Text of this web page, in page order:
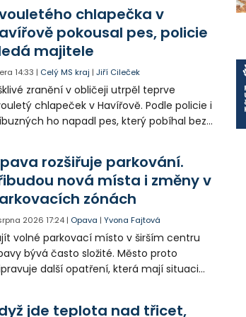
chlapečka v
pokousal pes, policie
majitele
14:33 | Celý MS kraj |Jiří Cileček
zranění v obličeji utrpěl teprve
chlapeček v Havířově. Podle policie i
ho napadl pes, který pobíhal bez
psa hledá.
rozšiřuje parkování.
nová místa i změny v
zónách
2026 17:24 | Opava |Yvona Fajtová
volné parkovací místo v širším centru
bývá často složité. Město proto
další opatření, která mají situaci
jde teplota nad třicet,